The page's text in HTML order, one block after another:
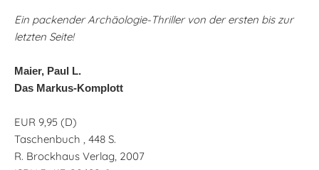
Ein packender Archäologie-Thriller von der ersten bis zur
letzten Seite!
Maier, Paul L.
Das Markus-Komplott
EUR 9,95 (D)
Taschenbuch , 448 S.
R. Brockhaus Verlag, 2007